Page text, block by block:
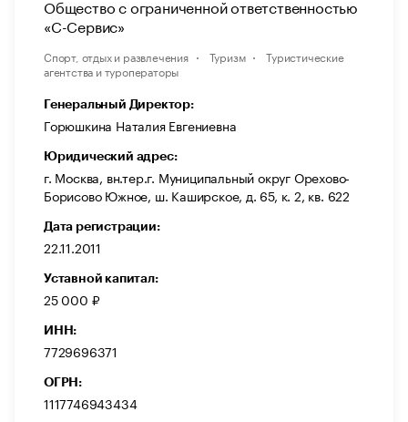
Общество с ограниченной ответственностью
«С-Сервис»
Спорт, отдых и развлечения Туризм
Туристические
агентства и туроператоры
Генеральный Директор:
Горюшкина Наталия Евгениевна
Юридический адрес:
г. Москва, вн.тер.г. Муниципальный округ Орехово-
Борисово Южное, ш. Каширское, д. 65, к. 2, кв. 622
Дата регистрации:
22.11.2011
Уставной капитал:
25 000 ₽
ИНН:
7729696371
ОГРН:
1117746943434